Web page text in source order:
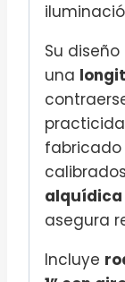
Su
una
fabricado
alquídica
asegura
Incluye